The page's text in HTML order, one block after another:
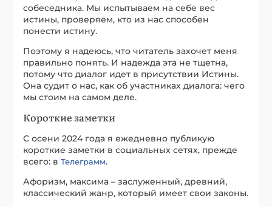
собеседника. Мы испытываем на себе вес
истины, проверяем, кто из нас способен
понести истину.
Поэтому я надеюсь, что читатель захочет меня
правильно понять. И надежда эта не тщетна,
потому что диалог идет в присутствии Истины.
Она судит о нас, как об участниках диалога: чего
мы стоим на самом деле.
Короткие заметки
С осени 2024 года я ежедневно публикую
короткие заметки в социальных сетях, прежде
всего: вТелеграмм.
Афоризм, максима – заслуженный, древний,
классический жанр, который имеет свои законы.